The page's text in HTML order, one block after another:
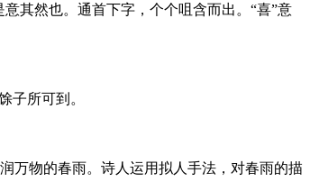
其然也。通首下字，个个咀含而出。“喜”意
子所可到。
万物的春雨。诗人运用拟人手法，对春雨的描